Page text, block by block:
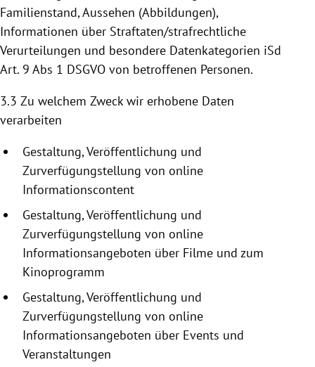
Familienstand, Aussehen (Abbildungen),
Informationen über Straftaten/strafrechtliche
Verurteilungen und besondere Datenkategorien iSd
Art. 9 Abs 1 DSGVO von betroffenen Personen.
3.3 Zu welchem Zweck wir erhobene Daten
verarbeiten
Gestaltung, Veröffentlichung und
Zurverfügungstellung von online
Informationscontent
Gestaltung, Veröffentlichung und
Zurverfügungstellung von online
Informationsangeboten über Filme und zum
Kinoprogramm
Gestaltung, Veröffentlichung und
Zurverfügungstellung von online
Informationsangeboten über Events und
Veranstaltungen